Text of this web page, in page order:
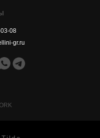
08
gr.ru